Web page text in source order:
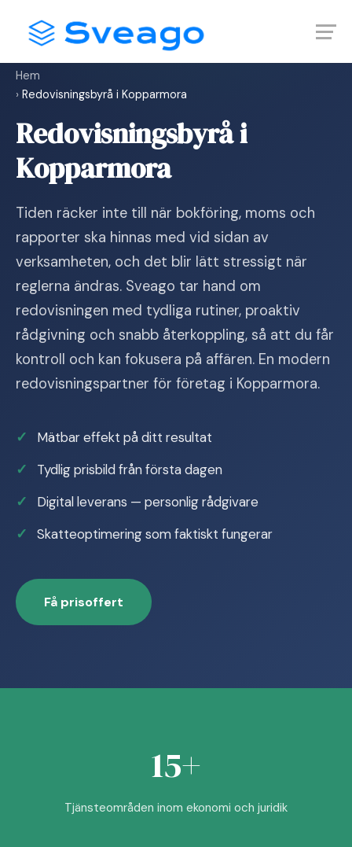
content
Hem
› Redovisningsbyrå i Kopparmora
Redovisningsbyrå i
Kopparmora
Tiden räcker inte till när bokföring, moms och
rapporter ska hinnas med vid sidan av
verksamheten, och det blir lätt stressigt när
reglerna ändras. Sveago tar hand om
redovisningen med tydliga rutiner, proaktiv
rådgivning och snabb återkoppling, så att du får
kontroll och kan fokusera på affären. En modern
redovisningspartner för företag i Kopparmora.
Mätbar effekt på ditt resultat
Tydlig prisbild från första dagen
Digital leverans — personlig rådgivare
Skatteoptimering som faktiskt fungerar
Få prisoffert
15+
Tjänsteområden inom ekonomi och juridik